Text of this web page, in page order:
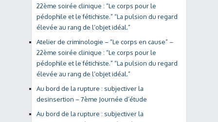
22ème soirée clinique : “Le corps pour le
pédophile et le fétichiste.” “La pulsion du regard
élevée au rang de l’objet idéal.”
Atelier de criminologie – “Le corps en cause” –
22ème soirée clinique : “Le corps pour le
pédophile et le fétichiste.” “La pulsion du regard
élevée au rang de l’objet idéal.”
Au bord de la rupture : subjectiver la
desinsertion – 7ème Journée d’étude
Au bord de la rupture : subjectiver la